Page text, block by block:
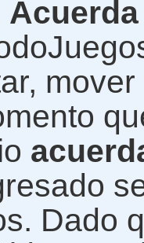
Acuerda
Dado